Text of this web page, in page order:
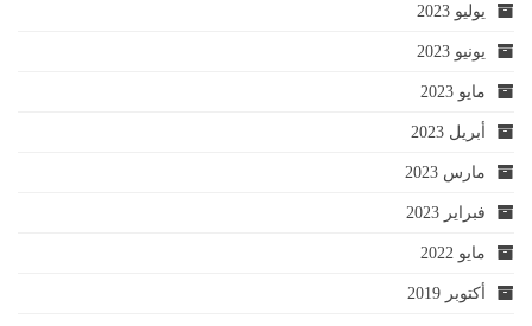
يوليو 2023
يونيو 2023
مايو 2023
أبريل 2023
مارس 2023
فبراير 2023
مايو 2022
أكتوبر 2019